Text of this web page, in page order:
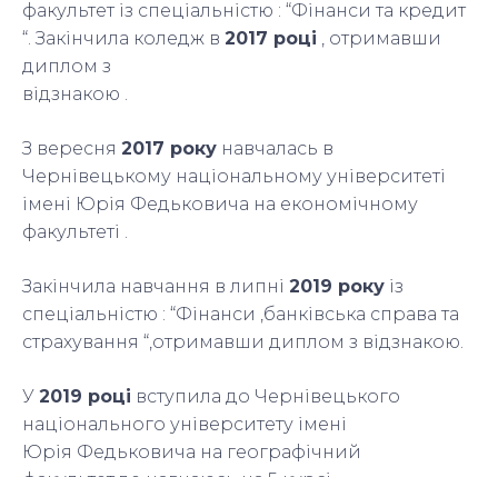
факультет із спеціальністю : “Фінанси та кредит
“. Закінчила коледж в 2017 році , отримавши
диплом з
відзнакою .
З вересня 2017 року навчалась в
Чернівецькому національному університеті
імені Юрія Федьковича на економічному
факультеті .
Закінчила навчання в липні 2019 року із
спеціальністю : “Фінанси ,банківська справа та
страхування “,отримавши диплом з відзнакою.
У 2019 році вступила до Чернівецького
національного університету імені
Юрія Федьковича на географічний